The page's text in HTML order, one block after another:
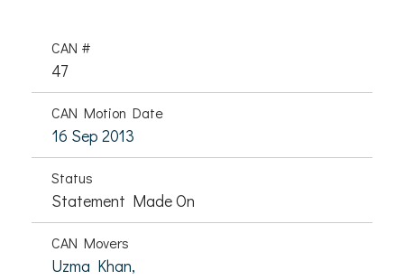
CAN #
47
CAN Motion Date
16 Sep 2013
Status
Statement Made On
CAN Movers
Uzma Khan,